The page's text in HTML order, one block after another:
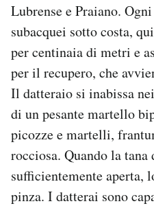
Lubrense e Praiano.
subacquei sotto costa,
per centinaia di metri e
per il recupero, che
Il datteraio si inabissa
di un pesante martello
picozze e martelli,
rocciosa. Quando la
sufficientemente aperta,
pinza. I datterai sono